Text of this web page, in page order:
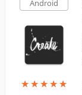
Android
★★★★★
★★★★★